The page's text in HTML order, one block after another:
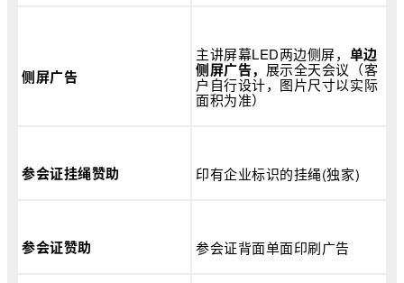
侧屏广告
主讲屏幕LED两边侧屏， 单边
侧屏广告， 展示全天会议（客
户自行设计，图片尺寸以实际
面积为准）
参会证挂绳赞助 印有企业标识的挂绳(独家)
参会证赞助 参会证背面单面印刷广告